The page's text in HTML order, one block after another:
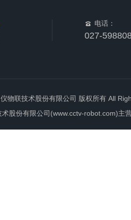
电话：
027-
物联技术股份有限公司 版权所有 All
股份有限公司(www.cctv-robot.com)主